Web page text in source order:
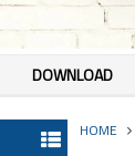
DOWNLOAD
HOME